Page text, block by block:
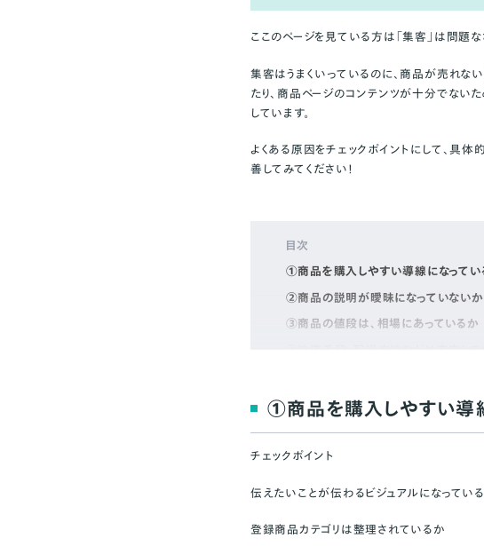
ここのページを見ている方は「集客」は問題な
集客はうまくいっているのに、商品が売れな
たり、商品ページのコンテンツが十分でないた
しています。
よくある原因をチェックポイントにして、具
善してみてください！
目次
①商品を購入しやすい導線になってい
②商品の説明が曖昧になっていないか
③商品の値段は、相場にあっているか
④決済手段・配送方法などは充実して
⑥返品ポリシーなどが、厳しくなりすぎ
⑦商品数は十分か
⑧商品の魅力を伝えられているか
⑪購入の後押しはあるか（レビューなど）
①商品を購入しやすい導
チェックポイント
伝えたいことが伝わるビジュアルになってい
登録商品カテゴリは整理されているか